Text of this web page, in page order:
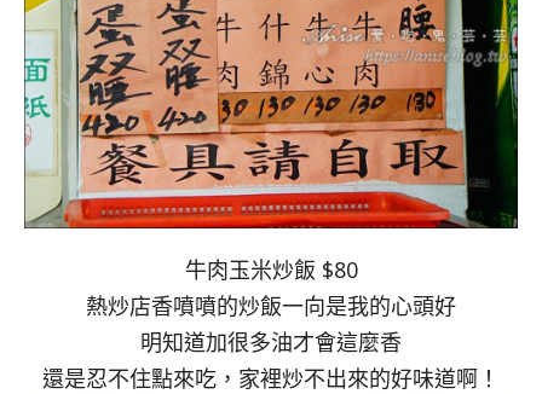
牛肉玉米炒飯 $80
熱炒店香噴噴的炒飯一向是我的心頭好
明知道加很多油才會這麼香
還是忍不住點來吃，家裡炒不出來的好味道啊！